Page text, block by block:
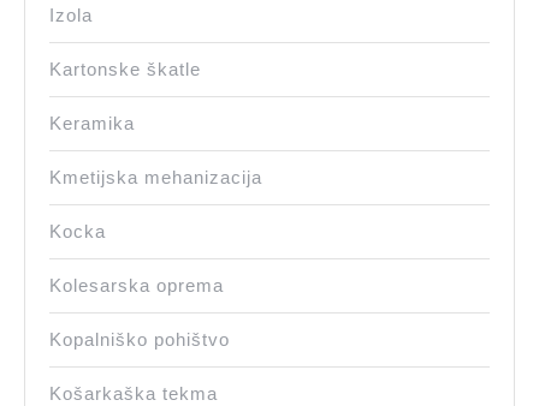
Izola
Kartonske škatle
Keramika
Kmetijska mehanizacija
Kocka
Kolesarska oprema
Kopalniško pohištvo
Košarkaška tekma